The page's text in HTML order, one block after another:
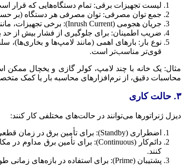
لیست تجهیزات برقی: تمام دستگاه‌هایی که قرار
جمع توان مصرفی: توان مصرفی هر دستگاه (بر
جریان هجومی (Inrush Current): برخی تجهیزات، مانند موتورهای الکتریکی یا کمپرسورها، در لحظه استارت به توان بیشتری (تا ۳ برابر توان نامی) نیاز دارند. این موضوع باید در محاسبات لحاظ شود.
ضریب اطمینان: برای جلوگیری از فشار بیش از حد به ژنراتور، توصیه می‌شود
نوع بار: بارهای اهمی (مانند لامپ‌ها و بخاری‌ها)،
قوی‌تر مناسب‌تر است.
محاسبات دقیق، از نرم‌افزارهای محاسبه بار یا کمک
۳. حالت کاری
دیزل ژنراتورها می‌توانند در حالت‌های مختلفی کار کنند:
اضطراری (Standby): برای تأمین برق در زمان قطعی برق شهری. این ژنراتورها معمولاً کمتر از ۵۰۰ ساعت در سال کار می‌کنند.
کنند.
پشتیبان (Prime): برای استفاده در بازه‌های زمانی طولانی‌تر از حالت اضطراری اما کمتر از دائم‌کار، مانند پروژه‌های ساختمانی.